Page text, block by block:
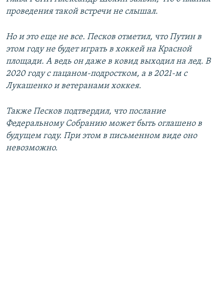
проведения такой встречи не слышал.
Но и это еще не все. Песков отметил, что Путин в
этом году не будет играть в хоккей на Красной
площади. А ведь он даже в ковид выходил на лед. В
2020 году с пацаном-подростком, а в 2021-м с
Лукашенко и ветеранами хоккея.
Также Песков подтвердил, что послание
Федеральному Собранию может быть оглашено в
будущем году. При этом в письменном виде оно
невозможно.